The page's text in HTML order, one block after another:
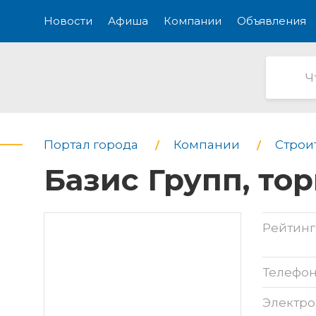
Новости Афиша Компании Объявления
Портал города Компании
Базис Групп,
Рейтинг
Телефон